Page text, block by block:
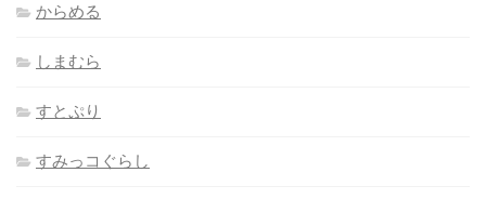
からめる
しまむら
すとぷり
すみっコぐらし